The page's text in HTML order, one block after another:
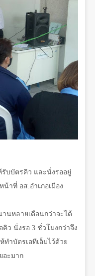
บบัตรคิว และนั่งรออยู่
น้าที่ อส.อำเภอเมือง
านหลายเดือนกว่าจะได้
คิว นั่งรอ 3 ชั่วโมงกว่าจึง
ำบัตรเอทีเอ็มไว้ด้วย
อะมาก